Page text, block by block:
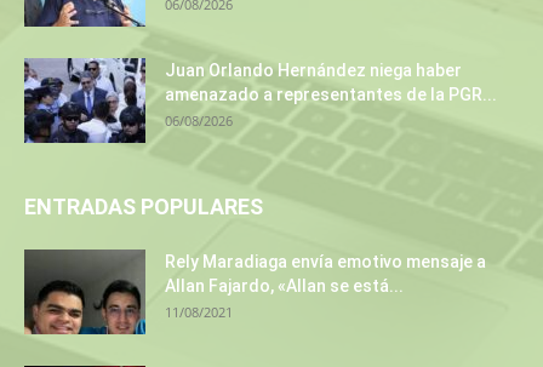
06/08/2026
Juan Orlando Hernández niega haber
amenazado a representantes de la PGR...
06/08/2026
ENTRADAS POPULARES
Rely Maradiaga envía emotivo mensaje a
Allan Fajardo, «Allan se está...
11/08/2021